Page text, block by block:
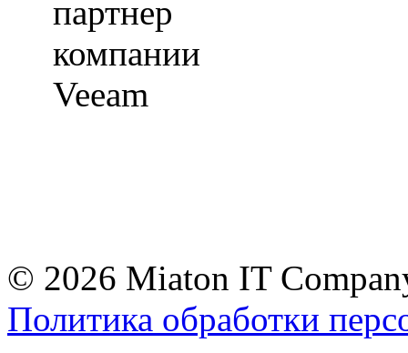
© 2026 Miaton IT
Политика обработки